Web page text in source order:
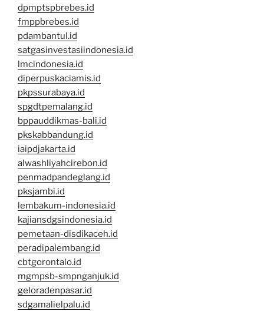
dpmptspbrebes.id
fmppbrebes.id
pdambantul.id
satgasinvestasiindonesia.id
lmcindonesia.id
diperpuskaciamis.id
pkpssurabaya.id
spgdtpemalang.id
bppauddikmas-bali.id
pkskabbandung.id
iaipdjakarta.id
alwashliyahcirebon.id
penmadpandeglang.id
pksjambi.id
lembakum-indonesia.id
kajiansdgsindonesia.id
pemetaan-disdikaceh.id
peradipalembang.id
cbtgorontalo.id
mgmpsb-smpnganjuk.id
geloradenpasar.id
sdgamalielpalu.id